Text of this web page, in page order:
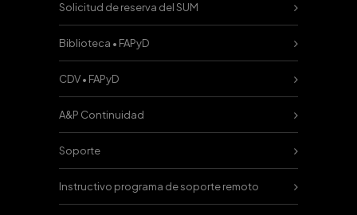
Solicitud de reserva del SUM
Biblioteca • FAPyD
CDV • FAPyD
A&P Continuidad
Soporte
Instructivo programa de soporte remoto